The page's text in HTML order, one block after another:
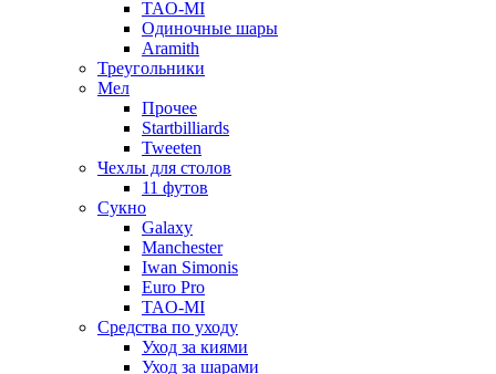
TAO-MI
Одиночные шары
Aramith
Треугольники
Мел
Прочее
Startbilliards
Tweeten
Чехлы для столов
11 футов
Сукно
Galaxy
Manchester
Iwan Simonis
Euro Pro
TAO-MI
Средства по уходу
Уход за киями
Уход за шарами